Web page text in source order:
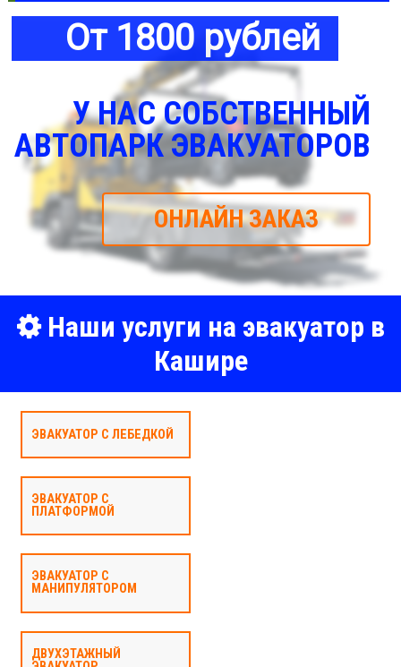
От 1800 рублей
У НАС СОБСТВЕННЫЙ
АВТОПАРК ЭВАКУАТОРОВ
ОНЛАЙН ЗАКАЗ
Наши услуги на эвакуатор в
Кашире
ЭВАКУАТОР С ЛЕБЕДКОЙ
ЭВАКУАТОР С
ПЛАТФОРМОЙ
ЭВАКУАТОР С
МАНИПУЛЯТОРОМ
ДВУХЭТАЖНЫЙ